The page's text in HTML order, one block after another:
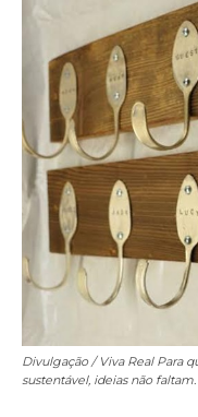
Divulgação / Viva RealPara
sustentável, ideias não faltam.